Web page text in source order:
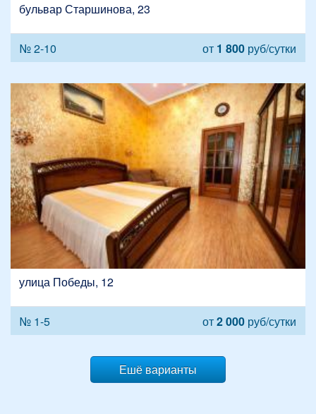
бульвар Старшинова, 23
№ 2-10 от 1 800 руб/сутки
улица Победы, 12
№ 1-5 от2 000 руб/сутки
Ешё варианты